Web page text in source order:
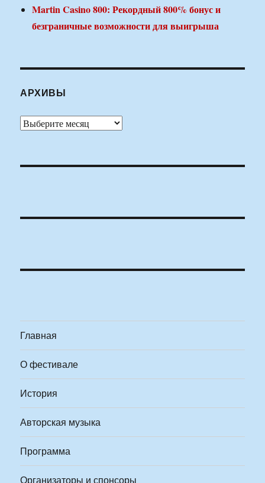
Martin Casino 800: Рекордный 800% бонус и
безграничные возможности для выигрыша
АРХИВЫ
Архивы
Главная
О фестивале
История
Авторская музыка
Программа
Организаторы и спонсоры